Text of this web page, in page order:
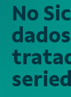
No